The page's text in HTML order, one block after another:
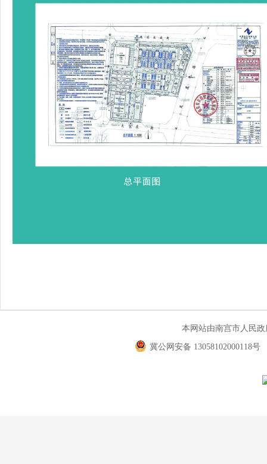
本网站由南宫市人民
冀公网安备 13058102000118号